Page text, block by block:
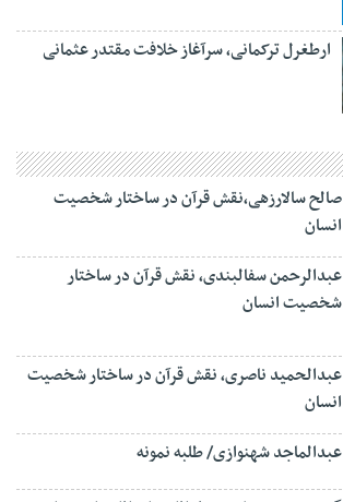
ارطغرل ترکمانی، سرآغاز خلافت مقتدر عثمانی
صالح سالارزهی،‌نقش قرآن در ساختار شخصیت
انسان
عبدالرحمن سفالبندی، نقش قرآن در ساختار
شخصیت انسان
عبدالحمید ناصری، نقش قرآن در ساختار شخصیت
انسان
عبدالماجد شهنوازی/ طلبه نمونه